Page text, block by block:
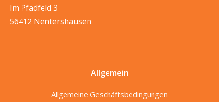
Im Pfadfeld 3
56412 Nentershausen
Allgemein
Allgemeine Geschäftsbedingungen